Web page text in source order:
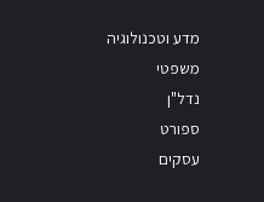
מדע וטכנולוגיה
משפטי
נדל"ן
ספורט
עסקים